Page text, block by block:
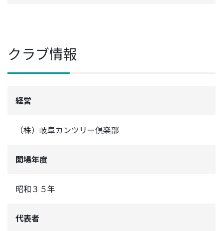
クラブ情報
経営
（株）岐阜カンツリー倶楽部
開場年度
昭和３５年
代表者